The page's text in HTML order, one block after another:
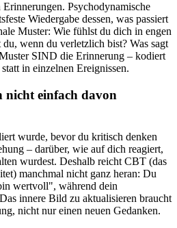
Psychodynamische
Wiedergabe dessen, was passiert
Muster: Wie fühlst du dich in engen
wenn du verletzlich bist? Was sagt
SIND die Erinnerung – kodiert
in einzelnen Ereignissen.
einfach davon
wurde, bevor du kritisch denken
– darüber, wie auf dich reagiert,
wurdest. Deshalb reicht CBT (das
manchmal nicht ganz heran: Du
wertvoll", während dein
innere Bild zu aktualisieren braucht
nicht nur einen neuen Gedanken.